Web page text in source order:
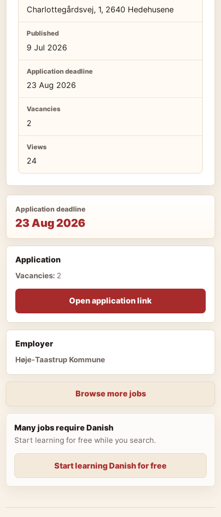
Charlottegårdsvej, 1, 2640 Hedehusene
Published
9 Jul 2026
Application deadline
23 Aug 2026
Vacancies
2
Views
24
Application deadline
23 Aug 2026
Application
Vacancies: 2
Open application link
Employer
Høje-Taastrup Kommune
Browse more jobs
Many jobs require Danish
Start learning for free while you search.
Start learning Danish for free